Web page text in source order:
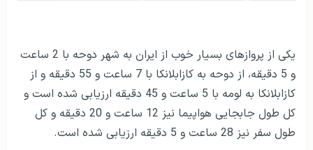
یکی از پروازهای بسیار خوب از ایران به شهر دوحه با 2 ساعت
و 5 دقیقه، از دوحه به کازابلانکا با 7 ساعت و 55 دقیقه و از
کازابلانکا به لومه با 5 ساعت و 45 دقیقه ارزیابی شده است و
کل طول جابجایی هواپیما نیز 12 ساعت و 20 دقیقه و کل
طول سفر نیز 28 ساعت و 5 دقیقه ارزیابی شده است.